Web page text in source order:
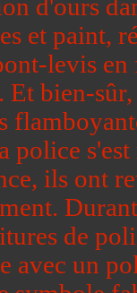
d'ours
et paint,
levis en
Et bien-
police
ils ont
de
avec un